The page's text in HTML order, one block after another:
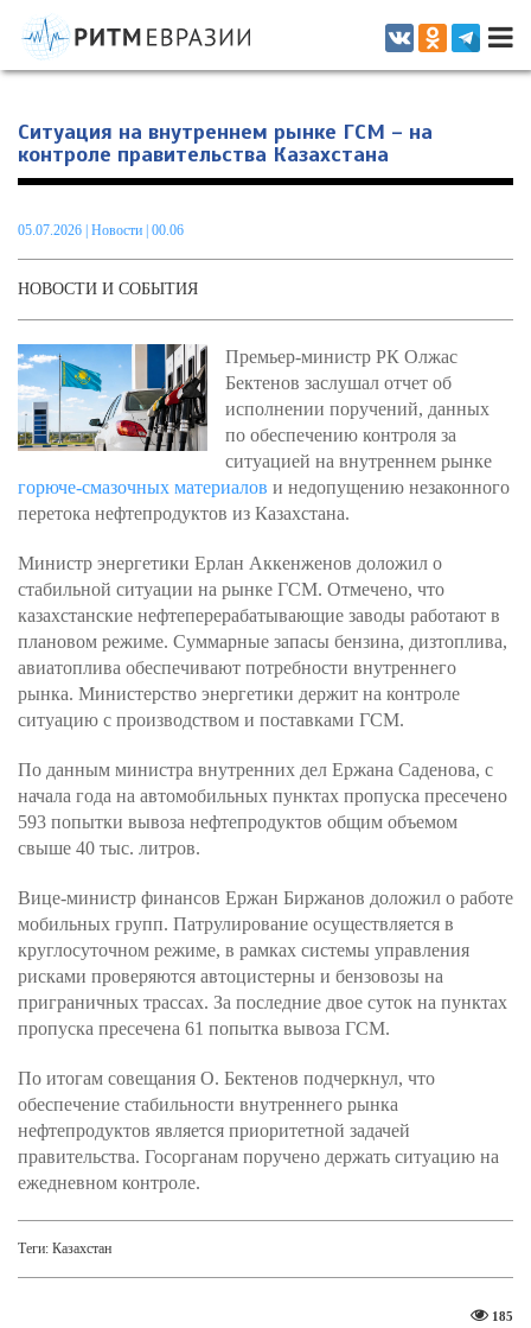
Информационно-аналитическое издание, посвященное актуальным
проблемам интеграции на постсоветском пространстве
Ситуация на внутреннем рынке ГСМ – на
контроле правительства Казахстана
05.07.2026 Новости | 00.06
НОВОСТИ И СОБЫТИЯ
Премьер-министр РК Олжас
Бектенов заслушал отчет об
исполнении поручений, данных
по обеспечению контроля за
ситуацией на внутреннем рынке
горюче-смазочных материалов и недопущению незаконного
перетока нефтепродуктов из Казахстана.
Министр энергетики Ерлан Аккенженов доложил о
стабильной ситуации на рынке ГСМ. Отмечено, что
казахстанские нефтеперерабатывающие заводы работают в
плановом режиме. Суммарные запасы бензина, дизтоплива,
авиатоплива обеспечивают потребности внутреннего
рынка. Министерство энергетики держит на контроле
ситуацию с производством и поставками ГСМ.
По данным министра внутренних дел Ержана Саденова, с
начала года на автомобильных пунктах пропуска пресечено
593 попытки вывоза нефтепродуктов общим объемом
свыше 40 тыс. литров.
Вице-министр финансов Ержан Биржанов доложил о работе
мобильных групп. Патрулирование осуществляется в
круглосуточном режиме, в рамках системы управления
рисками проверяются автоцистерны и бензовозы на
приграничных трассах. За последние двое суток на пунктах
пропуска пресечена 61 попытка вывоза ГСМ.
По итогам совещания О. Бектенов подчеркнул, что
обеспечение стабильности внутреннего рынка
нефтепродуктов является приоритетной задачей
правительства. Госорганам поручено держать ситуацию на
ежедневном контроле.
Теги: Казахстан
185